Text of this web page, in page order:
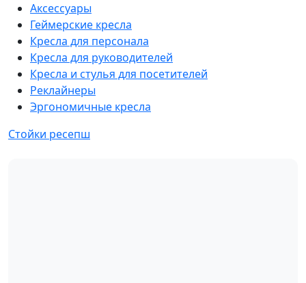
Аксессуары
Геймерские кресла
Кресла для персонала
Кресла для руководителей
Кресла и стулья для посетителей
Реклайнеры
Эргономичные кресла
Стойки ресепш